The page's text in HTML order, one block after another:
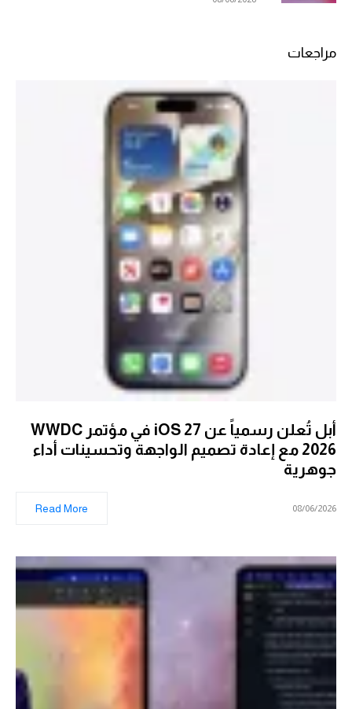
مراجعات
أبل تُعلن رسمياً عن iOS 27 في مؤتمر WWDC
2026 مع إعادة تصميم الواجهة وتحسينات أداء
جوهرية
08/06/2026
Read More